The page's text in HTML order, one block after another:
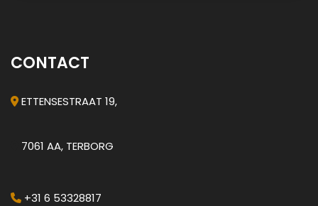
CONTACT
ETTENSESTRAAT 19,
7061 AA, TERBORG
+31 6 53328817